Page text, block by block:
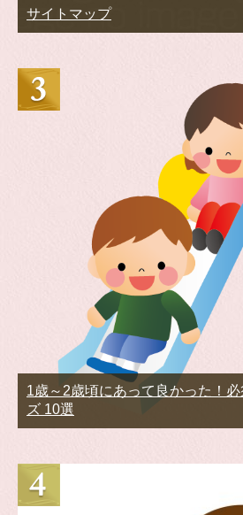
サイトマップ
1歳～2歳頃にあって良かった！
ズ 10選